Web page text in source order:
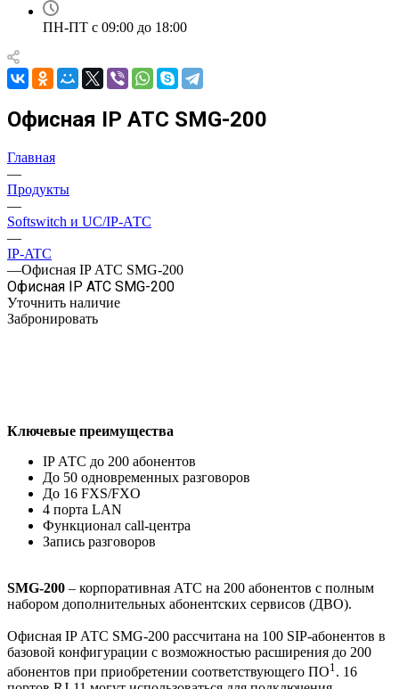
ПН-ПТ с 09:00 до 18:00
Офисная IP АТС SMG-200
Главная
—
Продукты
—
Softswitch и UC/IP-АТС
—
IP-ATC
—Офисная IP АТС SMG-200
Офисная IP АТС SMG-200
Уточнить наличие
Забронировать
Ключевые преимущества
IP АТС до 200 абонентов
До 50 одновременных разговоров
До 16 FXS/FXO
4 порта LAN
Функционал сall-центра
Запись разговоров
SMG-200 – корпоративная АТС на 200 абонентов с полным
набором дополнительных абонентских сервисов (ДВО).
Офисная IP АТС SMG-200 рассчитана на 100 SIP-абонентов в
базовой конфигурации с возможностью расширения до 200
абонентов при приобретении соответствующего ПО1 . 16